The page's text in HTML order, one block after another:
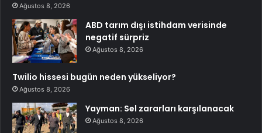
Ağustos 8, 2026
ABD tarım dışı istihdam verisinde
negatif sürpriz
Ağustos 8, 2026
Twilio hissesi bugün neden yükseliyor?
Ağustos 8, 2026
Yayman: Sel zararları karşılanacak
Ağustos 8, 2026